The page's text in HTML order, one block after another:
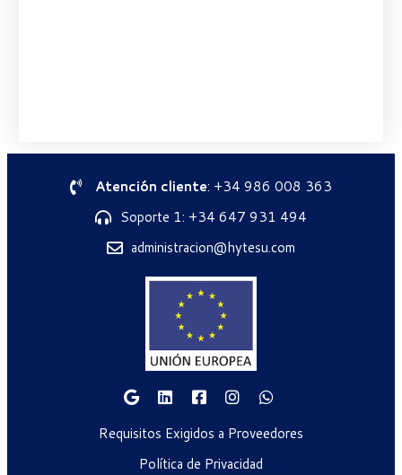
Atención cliente: +34 986 008 363
Soporte 1: +34 647 931 494
administracion@hytesu.com
Requisitos Exigidos a Proveedores
Política de Privacidad